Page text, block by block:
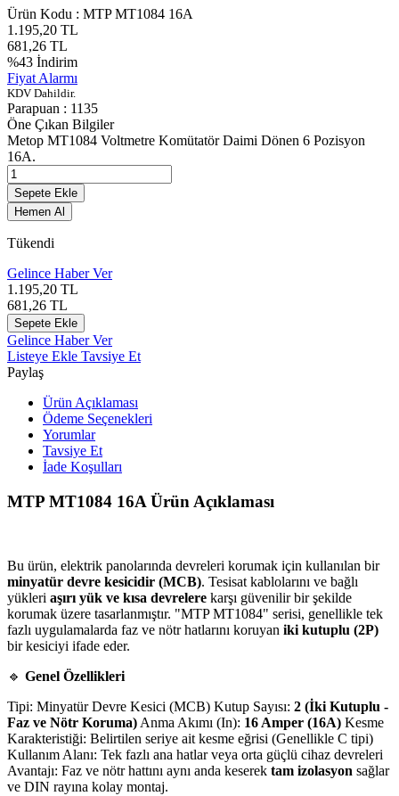
Ürün Kodu : MTP MT1084 16A
1.195,20 TL
681,26 TL
%43 İndirim
Fiyat Alarmı
KDV Dahildir.
Parapuan : 1135
Öne Çıkan Bilgiler
Metop MT1084 Voltmetre Komütatör Daimi Dönen 6 Pozisyon
16A.
Sepete Ekle
Hemen Al
Tükendi
Gelince Haber Ver
1.195,20 TL
681,26 TL
Sepete Ekle
Gelince Haber Ver
Listeye Ekle Tavsiye Et
Paylaş
Ürün Açıklaması
Ödeme Seçenekleri
Yorumlar
Tavsiye Et
İade Koşulları
MTP MT1084 16A Ürün Açıklaması
Bu ürün, elektrik panolarında devreleri korumak için kullanılan bir
minyatür devre kesicidir (MCB). Tesisat kablolarını ve bağlı
yükleri aşırı yük ve kısa devrelere karşı güvenilir bir şekilde
korumak üzere tasarlanmıştır. "MTP MT1084" serisi, genellikle tek
fazlı uygulamalarda faz ve nötr hatlarını koruyan iki kutuplu (2P)
bir kesiciyi ifade eder.
🔹 Genel Özellikleri
Tipi: Minyatür Devre Kesici (MCB) Kutup Sayısı: 2 (İki Kutuplu -
Faz ve Nötr Koruma) Anma Akımı (In): 16 Amper (16A) Kesme
Karakteristiği: Belirtilen seriye ait kesme eğrisi (Genellikle C tipi)
Kullanım Alanı: Tek fazlı ana hatlar veya orta güçlü cihaz devreleri
Avantajı: Faz ve nötr hattını aynı anda keserek tam izolasyon sağlar
ve DIN rayına kolay montaj.